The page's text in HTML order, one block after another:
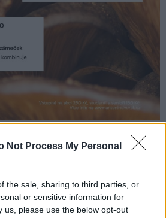
Not Process My Personal
the sale, sharing to third parties, or
or sensitive information for
us, please use the below opt-out
koncert
Památník Antonína Dvořáka